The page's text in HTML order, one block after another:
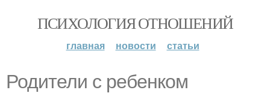
ПСИХОЛОГИЯ ОТНОШЕНИЙ
главная новости статьи
Родители с ребенком